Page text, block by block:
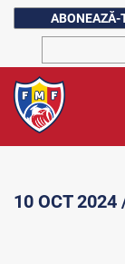
ABONEAZĂ-
10 OCT 2024